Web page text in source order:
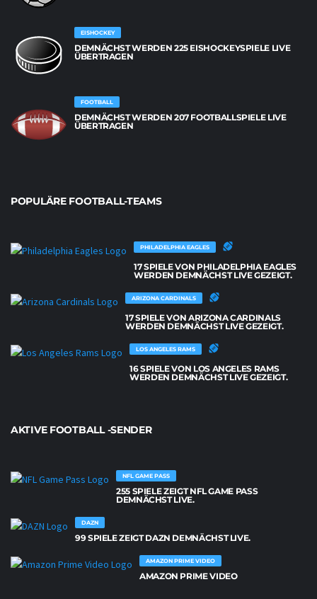
EISHOCKEY
DEMNÄCHST WERDEN 225 EISHOCKEYSPIELE LIVE
ÜBERTRAGEN
FOOTBALL
DEMNÄCHST WERDEN 207 FOOTBALLSPIELE LIVE
ÜBERTRAGEN
POPULÄRE FOOTBALL-TEAMS
PHILADELPHIA EAGLES
17 SPIELE VON PHILADELPHIA EAGLES
WERDEN DEMNÄCHST LIVE GEZEIGT.
ARIZONA CARDINALS
17 SPIELE VON ARIZONA CARDINALS
WERDEN DEMNÄCHST LIVE GEZEIGT.
LOS ANGELES RAMS
16 SPIELE VON LOS ANGELES RAMS
WERDEN DEMNÄCHST LIVE GEZEIGT.
AKTIVE FOOTBALL -SENDER
NFL GAME PASS
255 SPIELE ZEIGT NFL GAME PASS
DEMNÄCHST LIVE.
DAZN
99 SPIELE ZEIGT DAZN DEMNÄCHST LIVE.
AMAZON PRIME VIDEO
AMAZON PRIME VIDEO